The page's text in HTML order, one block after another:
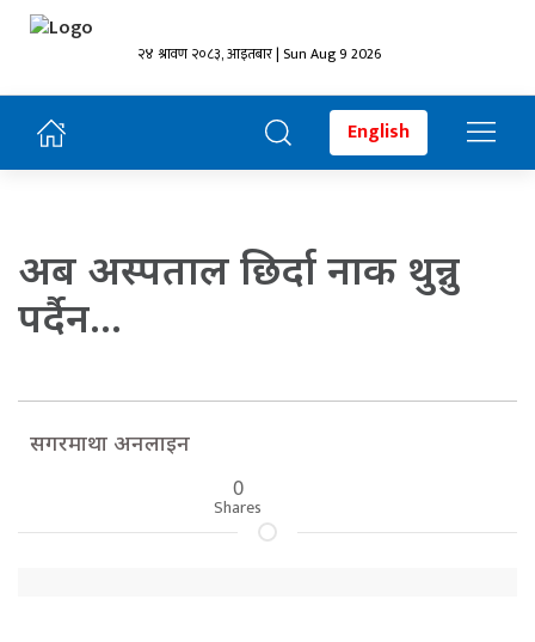
२४ श्रावण २०८३, आइतबार | Sun Aug 9 2026
English
अब अस्पताल छिर्दा नाक थुन्नु
पर्दैन…
सगरमाथा अनलाइन
0
Shares